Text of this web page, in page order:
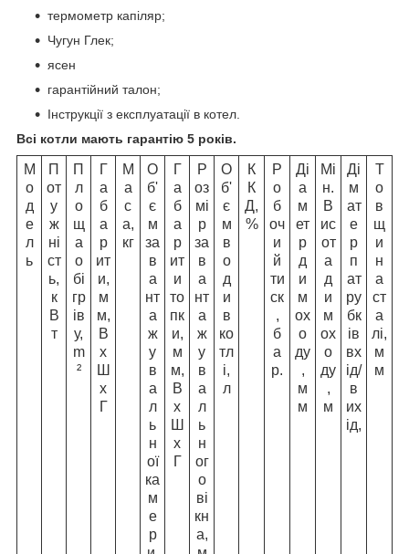
термометр капіляр;
Чугун Глек;
ясен
гарантійний талон;
Інструкції з експлуатації в котел.
Всі котли мають гарантію 5 років.
М
о
д
е
л
ь
П
от
у
ж
ні
ст
ь,
к
В
т
П
л
о
щ
а
о
бі
гр
ів
у,
m
²
Г
а
б
а
р
ит
и,
м
м,
В
х
Ш
х
Г
М
а
с
а,
кг
О
б'
є
м
за
в
а
нт
а
ж
у
в
а
л
ь
н
ої
ка
м
е
р
Г
а
б
а
р
ит
и
то
пк
и,
м
м,
В
х
Ш
х
Г
Р
оз
мі
р
за
в
а
нт
а
ж
у
в
а
л
ь
н
ог
о
ві
кн
а,
О
б'
є
м
в
о
д
и
в
ко
тл
і,
л
К
К
Д,
%
Р
о
б
оч
и
й
ти
ск
,
б
а
р.
Ді
а
м
ет
р
д
и
м
ох
о
ду
,
м
м
Мі
н.
В
ис
от
а
д
и
м
ох
о
ду
,
м
Ді
м
ат
е
р
п
ат
ру
бк
ів
вх
ід/
в
их
ід,
Т
о
в
щ
и
н
а
ст
а
лі,
м
м